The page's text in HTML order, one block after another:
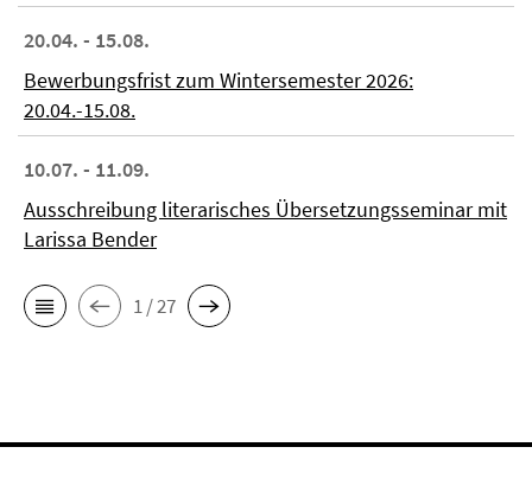
20.04. - 15.08.
Bewerbungsfrist zum Wintersemester 2026:
20.04.-15.08.
10.07. - 11.09.
Ausschreibung literarisches Übersetzungsseminar mit
Larissa Bender
1 / 27